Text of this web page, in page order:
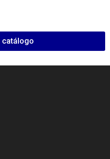
catálogo